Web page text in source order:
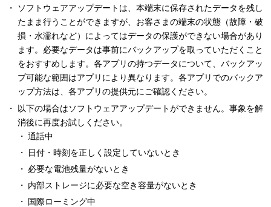
ソフトウェアアップデートは、本端末に保存されたデータを残し
たまま行うことができますが、お客さまの端末の状態（故障・破
損・水濡れなど）によってはデータの保護ができない場合があり
ます。必要なデータは事前にバックアップを取っていただくこと
をおすすめします。各アプリの持つデータについて、バックアッ
プ可能な範囲はアプリにより異なります。各アプリでのバックア
ップ方法は、各アプリの提供元にご確認ください。
以下の場合はソフトウェアアップデートができません。事象を解
消後に再度お試しください。
通話中
日付・時刻を正しく設定していないとき
必要な電池残量がないとき
内部ストレージに必要な空き容量がないとき
国際ローミング中